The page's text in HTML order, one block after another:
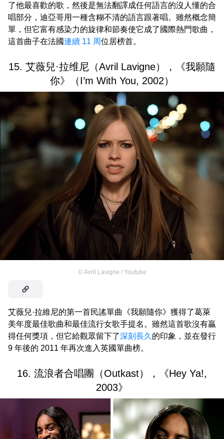
了他最喜歡的歌，然後是無法翻譯成任何語言的沒人懂的合
唱部分，迪亞哥用一種含糊不清的語言跟著唱。雖然概念簡
單，但它富有感染力的旋律和節奏使它成了國際熱門歌曲，
這首曲子在法國連續 11 周位居榜首。
15. 艾薇兒·拉维尼（Avril Lavigne），《我願隨
你》（I’m With You, 2002）
© Avril Lavigne / Youtube
艾薇兒·拉維尼的第一首民謠單曲《我願隨你》獲得了葛萊
美年度最佳歌曲和最佳流行女歌手提名。雖然這首歌沒有贏
得任何獎項，但它給觀眾留下了深刻長久的印象，並在發行
9 年後的 2011 年再次進入英國單曲榜。
16. 流浪者合唱團（Outkast），《Hey Ya!,
2003》